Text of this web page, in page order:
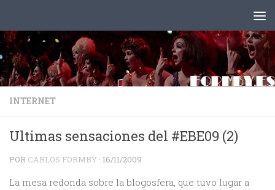
INTERNET
Ultimas sensaciones del #EBE09 (2)
POR CARLOS FORMBY · 16/11/2009
La mesa redonda sobre la blogosfera, que tuvo lugar a